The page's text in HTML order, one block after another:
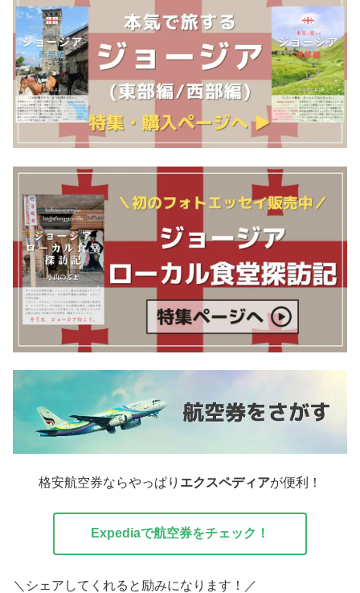
格安航空券ならやっぱり エクスペディアが便利！
Expediaで航空券をチェック！
＼シェアしてくれると励みになります！／